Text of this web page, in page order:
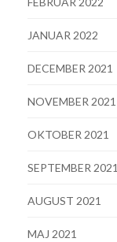
JANUAR 2022
DECEMBER 2021
NOVEMBER 2021
OKTOBER 2021
SEPTEMBER 2021
AUGUST 2021
MAJ 2021